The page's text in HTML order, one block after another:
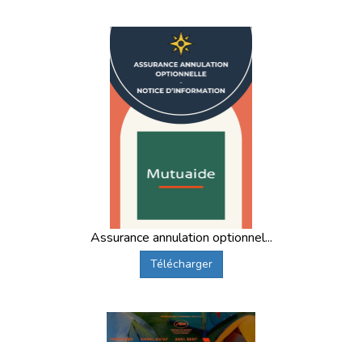
Assurance annulation optionnel...
Télécharger